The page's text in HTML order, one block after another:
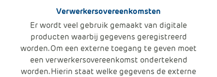
Verwerkersovereenkomsten
Er wordt veel gebruik gemaakt van digitale
producten waarbij gegevens geregistreerd
worden. Om een externe toegang te geven moet
een verwerkersovereenkomst ondertekend
worden. Hierin staat welke gegevens de externe